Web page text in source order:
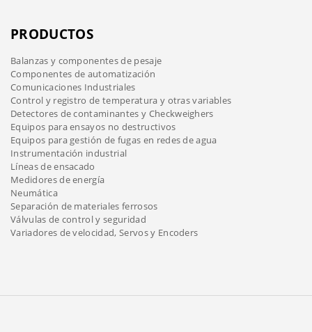
PRODUCTOS
Balanzas y componentes de pesaje
Componentes de automatización
Comunicaciones Industriales
Control y registro de temperatura y otras variables
Detectores de contaminantes y Checkweighers
Equipos para ensayos no destructivos
Equipos para gestión de fugas en redes de agua
Instrumentación industrial
Líneas de ensacado
Medidores de energía
Neumática
Separación de materiales ferrosos
Válvulas de control y seguridad
Variadores de velocidad, Servos y Encoders